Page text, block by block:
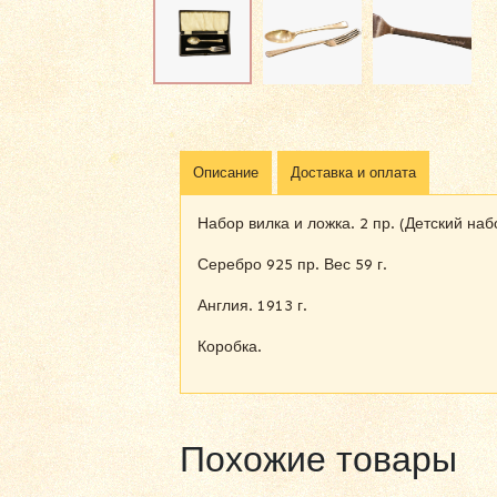
Описание Доставка и оплата
Набор вилка и ложка. 2 пр. (Детский
Серебро 925 пр. Вес 59 г.
Англия. 1913 г.
Коробка.
Похожие товары